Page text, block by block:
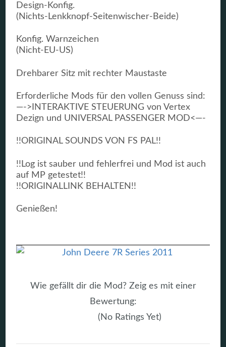
Design-Konfig.
(Nichts-Lenkknopf-Seitenwischer-Beide)
Konfig. Warnzeichen
(Nicht-EU-US)
Drehbarer Sitz mit rechter Maustaste
Erforderliche Mods für den vollen Genuss sind:
—->INTERAKTIVE STEUERUNG von Vertex
Dezign und UNIVERSAL PASSENGER MOD<—-
!!ORIGINAL SOUNDS VON FS PAL!!
!!Log ist sauber und fehlerfrei und Mod ist auch
auf MP getestet!!
!!ORIGINALLINK BEHALTEN!!
Genießen!
Wie gefällt dir die Mod? Zeig es mit einer
Bewertung:
(No Ratings Yet)